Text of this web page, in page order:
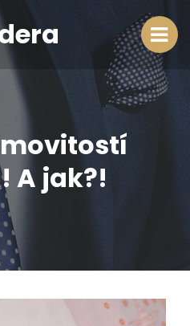
A jak?!